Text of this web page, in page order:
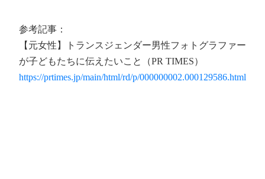
参考記事：
【元女性】トランスジェンダー男性フォトグラファー
が子どもたちに伝えたいこと（PR TIMES）
https://prtimes.jp/main/html/rd/p/000000002.000129586.html